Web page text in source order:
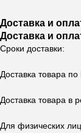
Доставка и
Доставка и
Сроки доставки:
Доставка товара
Доставка товара в
Для физических